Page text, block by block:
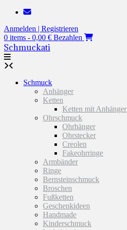
Zum
springen
Anmelden | Registrieren
0 items - 0,00 € Bezahlen
Schmuckati
Schmuck
Anhänger
Ketten
Ketten mit Anhänger
Ohrschmuck
Ohrhänger
Ohrstecker
Creolen
Fakeohrringe
Armbänder
Ringe
Bernsteinschmuck
Broschen
Fußketten
Geschenkideen
Handmade
Kinderschmuck